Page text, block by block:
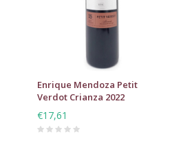
Enrique Mendoza Petit
Verdot Crianza 2022
€17,61